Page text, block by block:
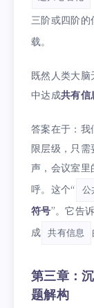
三阶或四阶的
载。
既然人类大
中达成共有信
答案在于：我
限层级，只需
声，会议室里
呼。这个“
公
符号”。它告
成
共有信息
第三章：
题解构